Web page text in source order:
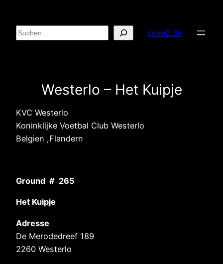
Inhalt
springen
Suchen soke2.de
Westerlo – Het Kuipje
KVC Westerlo
Koninklijke Voetbal Club Westerlo
Belgien ,Flandern
Ground # 265
Het Kuipje
Adresse
De Merodedreef 189
2260 Westerlo